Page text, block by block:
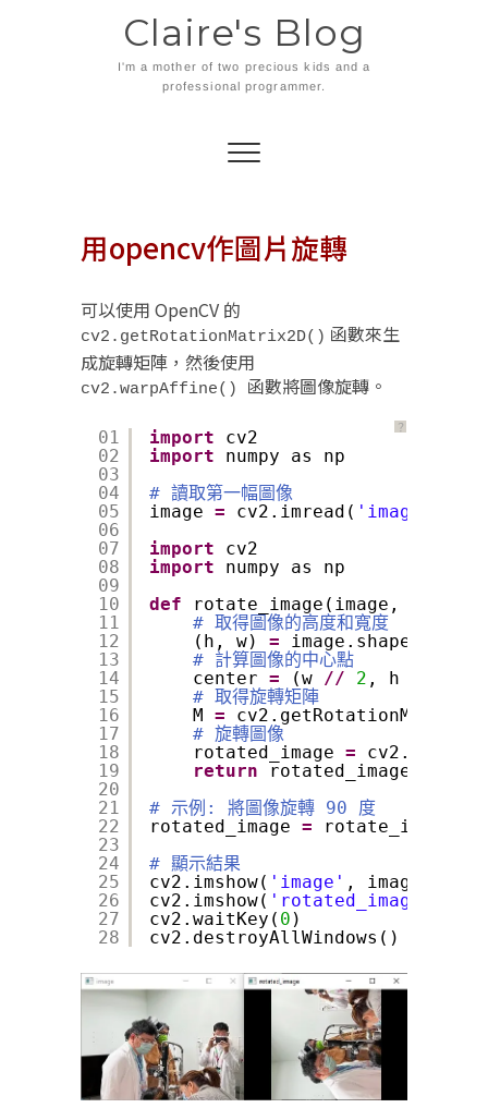
Claire's Blog
I'm a mother of two precious kids and a
professional programmer.
用opencv作圖片旋轉
可以使用 OpenCV 的
cv2.getRotationMatrix2D() 函數來生
成旋轉矩陣，然後使用
cv2.warpAffine() 函數將圖像旋轉。
？
01
02
03
04
05
06
07
08
09
10
11
12
13
14
15
16
17
18
19
20
21
22
23
24
25
26
27
28
import
cv2
import
numpy as np
# 讀取第一幅圖像
image = cv2.imread( 'image1.jpg'
import
cv2
import
numpy as np
def
rotate_image(image, angle):
# 取得圖像的高度和寬度
(h, w) = image.shape[:
# 計算圖像的中心點
center = (w // 2 , h
# 取得旋轉矩陣
M =
# 旋轉圖像
rotated_image =
return
rotated_image
# 示例: 將圖像旋轉 90 度
rotated_image =
# 顯示結果
cv2.imshow( 'image' , image)
cv2.imshow( 'rotated_image'
cv2.waitKey( 0 )
cv2.destroyAllWindows()